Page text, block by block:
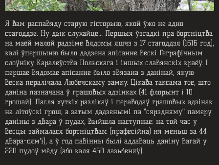
Я вам распавяду старую гісторыю, якой ўжо не адно
стагоддзе. Ну дык слухайце... Першыя ўзгадкі пра бортніцтва
на маёй малой радзіме вядомы яшчэ з 17 стагоддзя (1616 год),
калі ўпершыню было дадзена апісанне вёскі Геграфічным
слоўніку Каралеўства Польскага і іншых славянскіх краёў. І
першае вядомае апісанне было звязана з данінай, якую
вёска пералічала Любечскаму замку. Цікава таксама тое, што
даніна пазначана ў грашовых адзінках (41 флорынт і 10
грошай). Пасля хуткіх разлікаў і пераводаў грашовых адзінак
на літоўскі грош, а затым дадзенымі па "сярэдняму" памеру
даніны з двара ў пудах, выйшла наступнае: на той час у
вёсцы займалася бортніцтвам (прафесійна) ня меньш за 44
двара-сям'і), а ў год павінны былі аддаваць даніну вагай у
220 пудоў мёду (або каля 450 лазьбеняў).